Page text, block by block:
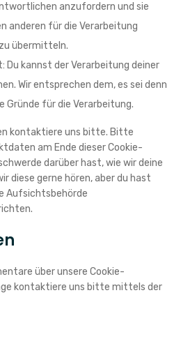
anzufordern und sie
anderen für die Verarbeitung
übermitteln.
Du kannst der Verarbeitung deiner
Wir entsprechen dem, es sei denn
Gründe für die Verarbeitung.
kontaktiere uns bitte. Bitte
am Ende dieser Cookie-
darüber hast, wie wir deine
diese gerne hören, aber du hast
Aufsichtsbehörde
über unsere Cookie-
kontaktiere uns bitte mittels der